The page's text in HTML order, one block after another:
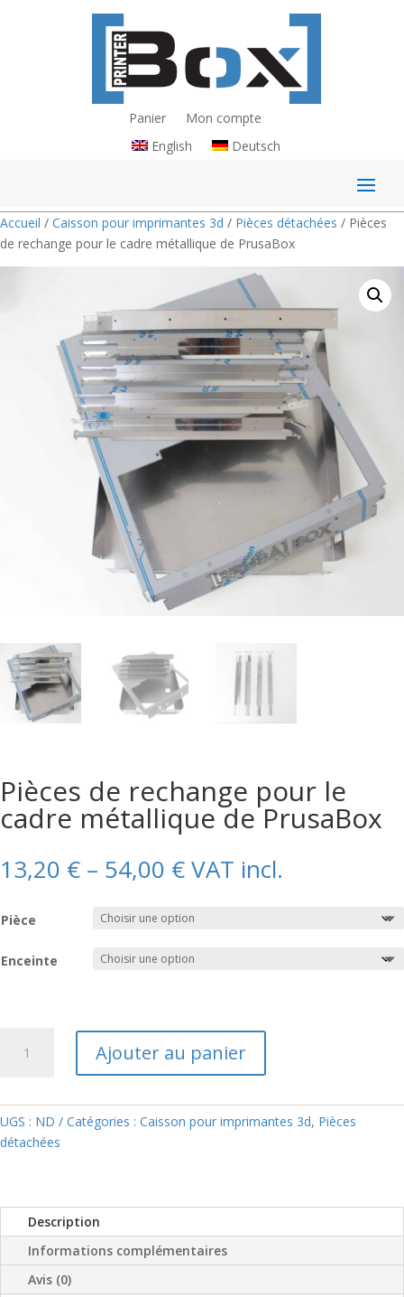
Panier
Mon compte
English
Deutsch
Accueil / Caisson pour imprimantes 3d / Pièces détachées / Pièces
de rechange pour le cadre métallique de PrusaBox
Pièces de rechange pour le
cadre métallique de PrusaBox
13,20 € – 54,00 €VAT incl.
Pièce
Enceinte
rechange
pour
métallique
PrusaBox
Ajouter au panier
UGS : ND Catégories : Caisson pour imprimantes 3d, Pièces
détachées
Description
Informations complémentaires
Avis (0)